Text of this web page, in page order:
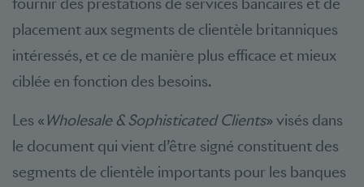
placement aux segments de clientèle britanniques
intéressés, et ce de manière plus efficace et mieux
ciblée en fonction des besoins.
Les « Wholesale & Sophisticated Clients» visés dans
le document qui vient d’être signé constituent des
segments de clientèle importants pour les banques